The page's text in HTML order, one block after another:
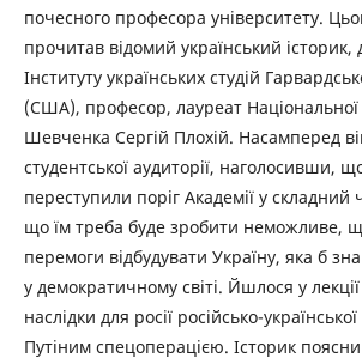
почесного професора університету.
прочитав відомий український історик,
Інституту українських студій
(США), професор, лауреат Національної
Шевченка Сергій Плохій. Насамперед
студентської аудиторії, наголосивши,
переступили поріг Академії у складний
що їм треба буде зробити неможливе,
перемоги відбудувати Україну, яка б
у демократичному світі. Йшлося у
наслідки для росії російсько-
Путіним спецоперацією. Історик